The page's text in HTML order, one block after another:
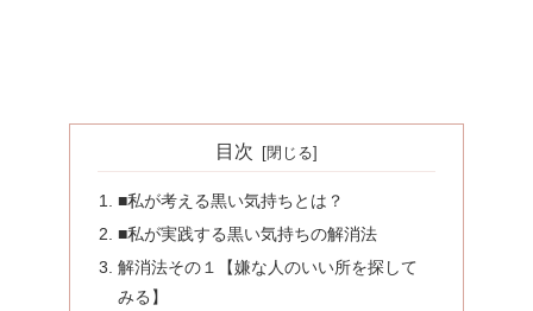
目次
■私が考える黒い気持ちとは？
■私が実践する黒い気持ちの解消法
解消法その１【嫌な人のいい所を探して
みる】